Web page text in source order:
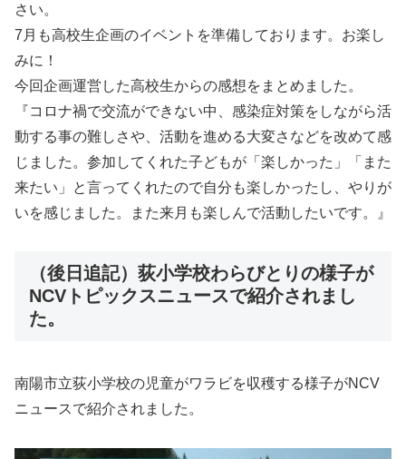
さい。
7月も高校生企画のイベントを準備しております。お楽し
みに！
今回企画運営した高校生からの感想をまとめました。
『コロナ禍で交流ができない中、感染症対策をしながら活
動する事の難しさや、活動を進める大変さなどを改めて感
じました。参加してくれた子どもが「楽しかった」「また
来たい」と言ってくれたので自分も楽しかったし、やりが
いを感じました。また来月も楽しんで活動したいです。』
（後日追記）荻小学校わらびとりの様子が
NCVトピックスニュースで紹介されまし
た。
南陽市立荻小学校の児童がワラビを収穫する様子がNCV
ニュースで紹介されました。